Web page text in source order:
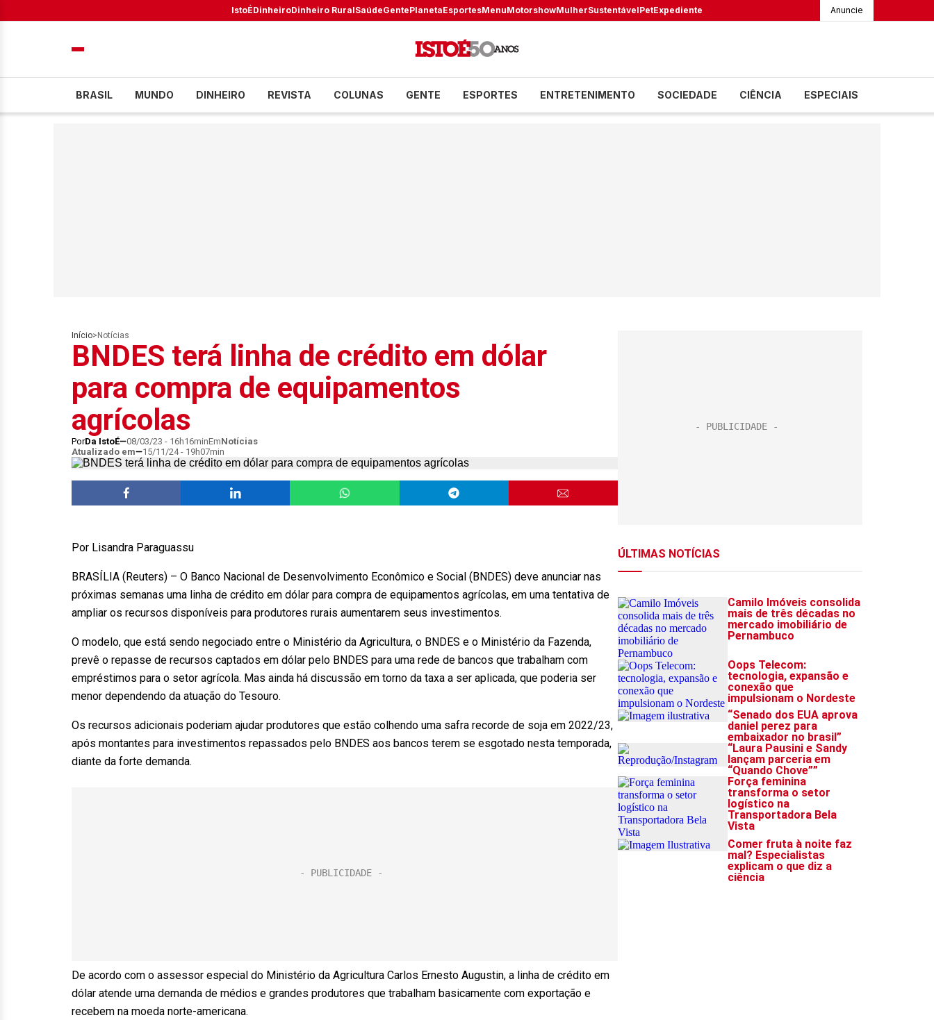
IstoÉDinheiroDinheiro RuralSaúdeGentePlanetaEsportesMenuMotorshowMulherSustentávelPetExpediente Anuncie
BRASIL MUNDO DINHEIRO REVISTA COLUNAS GENTE ESPORTES ENTRETENIMENTO SOCIEDADE CIÊNCIA ESPECIAIS
Início> Notícias
BNDES terá linha de crédito em dólar
para compra de equipamentos
agrícolas
PorDa IstoÉ 08/03/23 - 16h16minEmNotícias
Atualizado em
15/11/24 - 19h07min
Por Lisandra Paraguassu
BRASÍLIA (Reuters) – O Banco Nacional de Desenvolvimento Econômico e Social (BNDES) deve anunciar nas
próximas semanas uma linha de crédito em dólar para compra de equipamentos agrícolas, em uma tentativa de
ampliar os recursos disponíveis para produtores rurais aumentarem seus investimentos.
O modelo, que está sendo negociado entre o Ministério da Agricultura, o BNDES e o Ministério da Fazenda,
prevê o repasse de recursos captados em dólar pelo BNDES para uma rede de bancos que trabalham com
empréstimos para o setor agrícola. Mas ainda há discussão em torno da taxa a ser aplicada, que poderia ser
menor dependendo da atuação do Tesouro.
Os recursos adicionais poderiam ajudar produtores que estão colhendo uma safra recorde de soja em 2022/23,
após montantes para investimentos repassados pelo BNDES aos bancos terem se esgotado nesta temporada,
diante da forte demanda.
De acordo com o assessor especial do Ministério da Agricultura Carlos Ernesto Augustin, a linha de crédito em
dólar atende uma demanda de médios e grandes produtores que trabalham basicamente com exportação e
recebem na moeda norte-americana.